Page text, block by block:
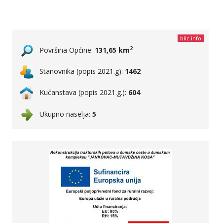
blic info
Površina Općine: 131,65 km2
Stanovnika (popis 2021.g): 1462
Kućanstava (popis 2021.g.): 604
Ukupno naselja: 5